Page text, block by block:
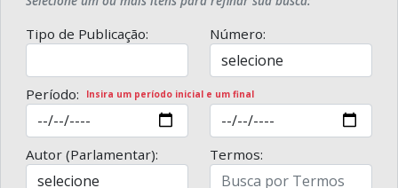
Tipo de Publicação: Número:
Período: Insira um período inicial e um final
Autor (Parlamentar): Termos: